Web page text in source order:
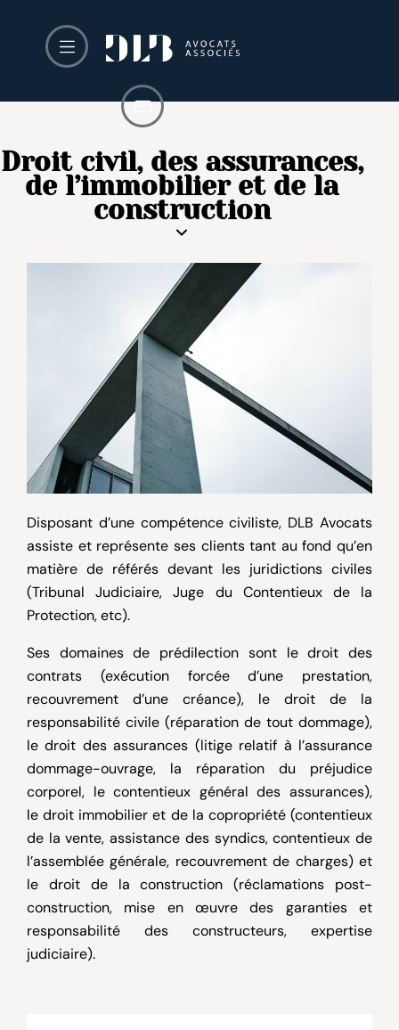
Droit civil, des assurances,
de l’immobilier et de la
construction
Disposant d’une compétence civiliste, DLB Avocats
assiste et représente ses clients tant au fond qu’en
matière de référés devant les juridictions civiles
(Tribunal Judiciaire, Juge du Contentieux de la
Protection, etc).
Ses domaines de prédilection sont ledroit des
contrats (exécution forcée d’une prestation,
recouvrement d’une créance), le droit de la
responsabilité civile (réparation de tout dommage),
ledroit des assurances (litige relatif à l’assurance
dommage-ouvrage, la réparation du préjudice
corporel, le contentieux général des assurances),
ledroit immobilier et de la copropriété(contentieux
de la vente, assistance des syndics, contentieux de
l’assemblée générale, recouvrement de charges) et
le droit de la construction (réclamations post-
construction, mise en œuvre des garanties et
responsabilité des constructeurs, expertise
judiciaire).